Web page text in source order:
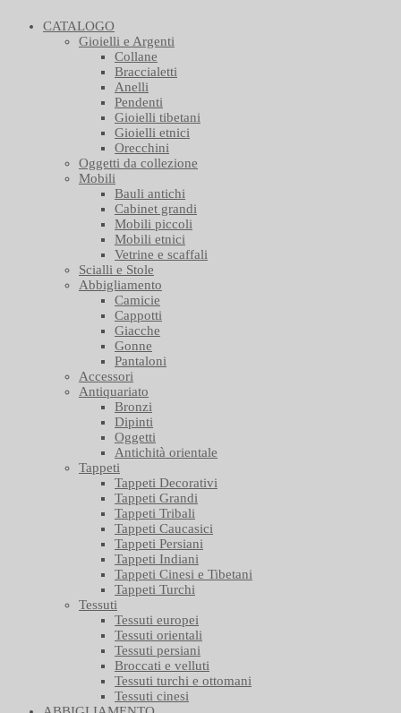
CATALOGO
Gioielli e Argenti
Collane
Braccialetti
Anelli
Pendenti
Gioielli tibetani
Gioielli etnici
Orecchini
Oggetti da collezione
Mobili
Bauli antichi
Cabinet grandi
Mobili piccoli
Mobili etnici
Vetrine e scaffali
Scialli e Stole
Abbigliamento
Camicie
Cappotti
Giacche
Gonne
Pantaloni
Accessori
Antiquariato
Bronzi
Dipinti
Oggetti
Antichità orientale
Tappeti
Tappeti Decorativi
Tappeti Grandi
Tappeti Tribali
Tappeti Caucasici
Tappeti Persiani
Tappeti Indiani
Tappeti Cinesi e Tibetani
Tappeti Turchi
Tessuti
Tessuti europei
Tessuti orientali
Tessuti persiani
Broccati e velluti
Tessuti turchi e ottomani
Tessuti cinesi